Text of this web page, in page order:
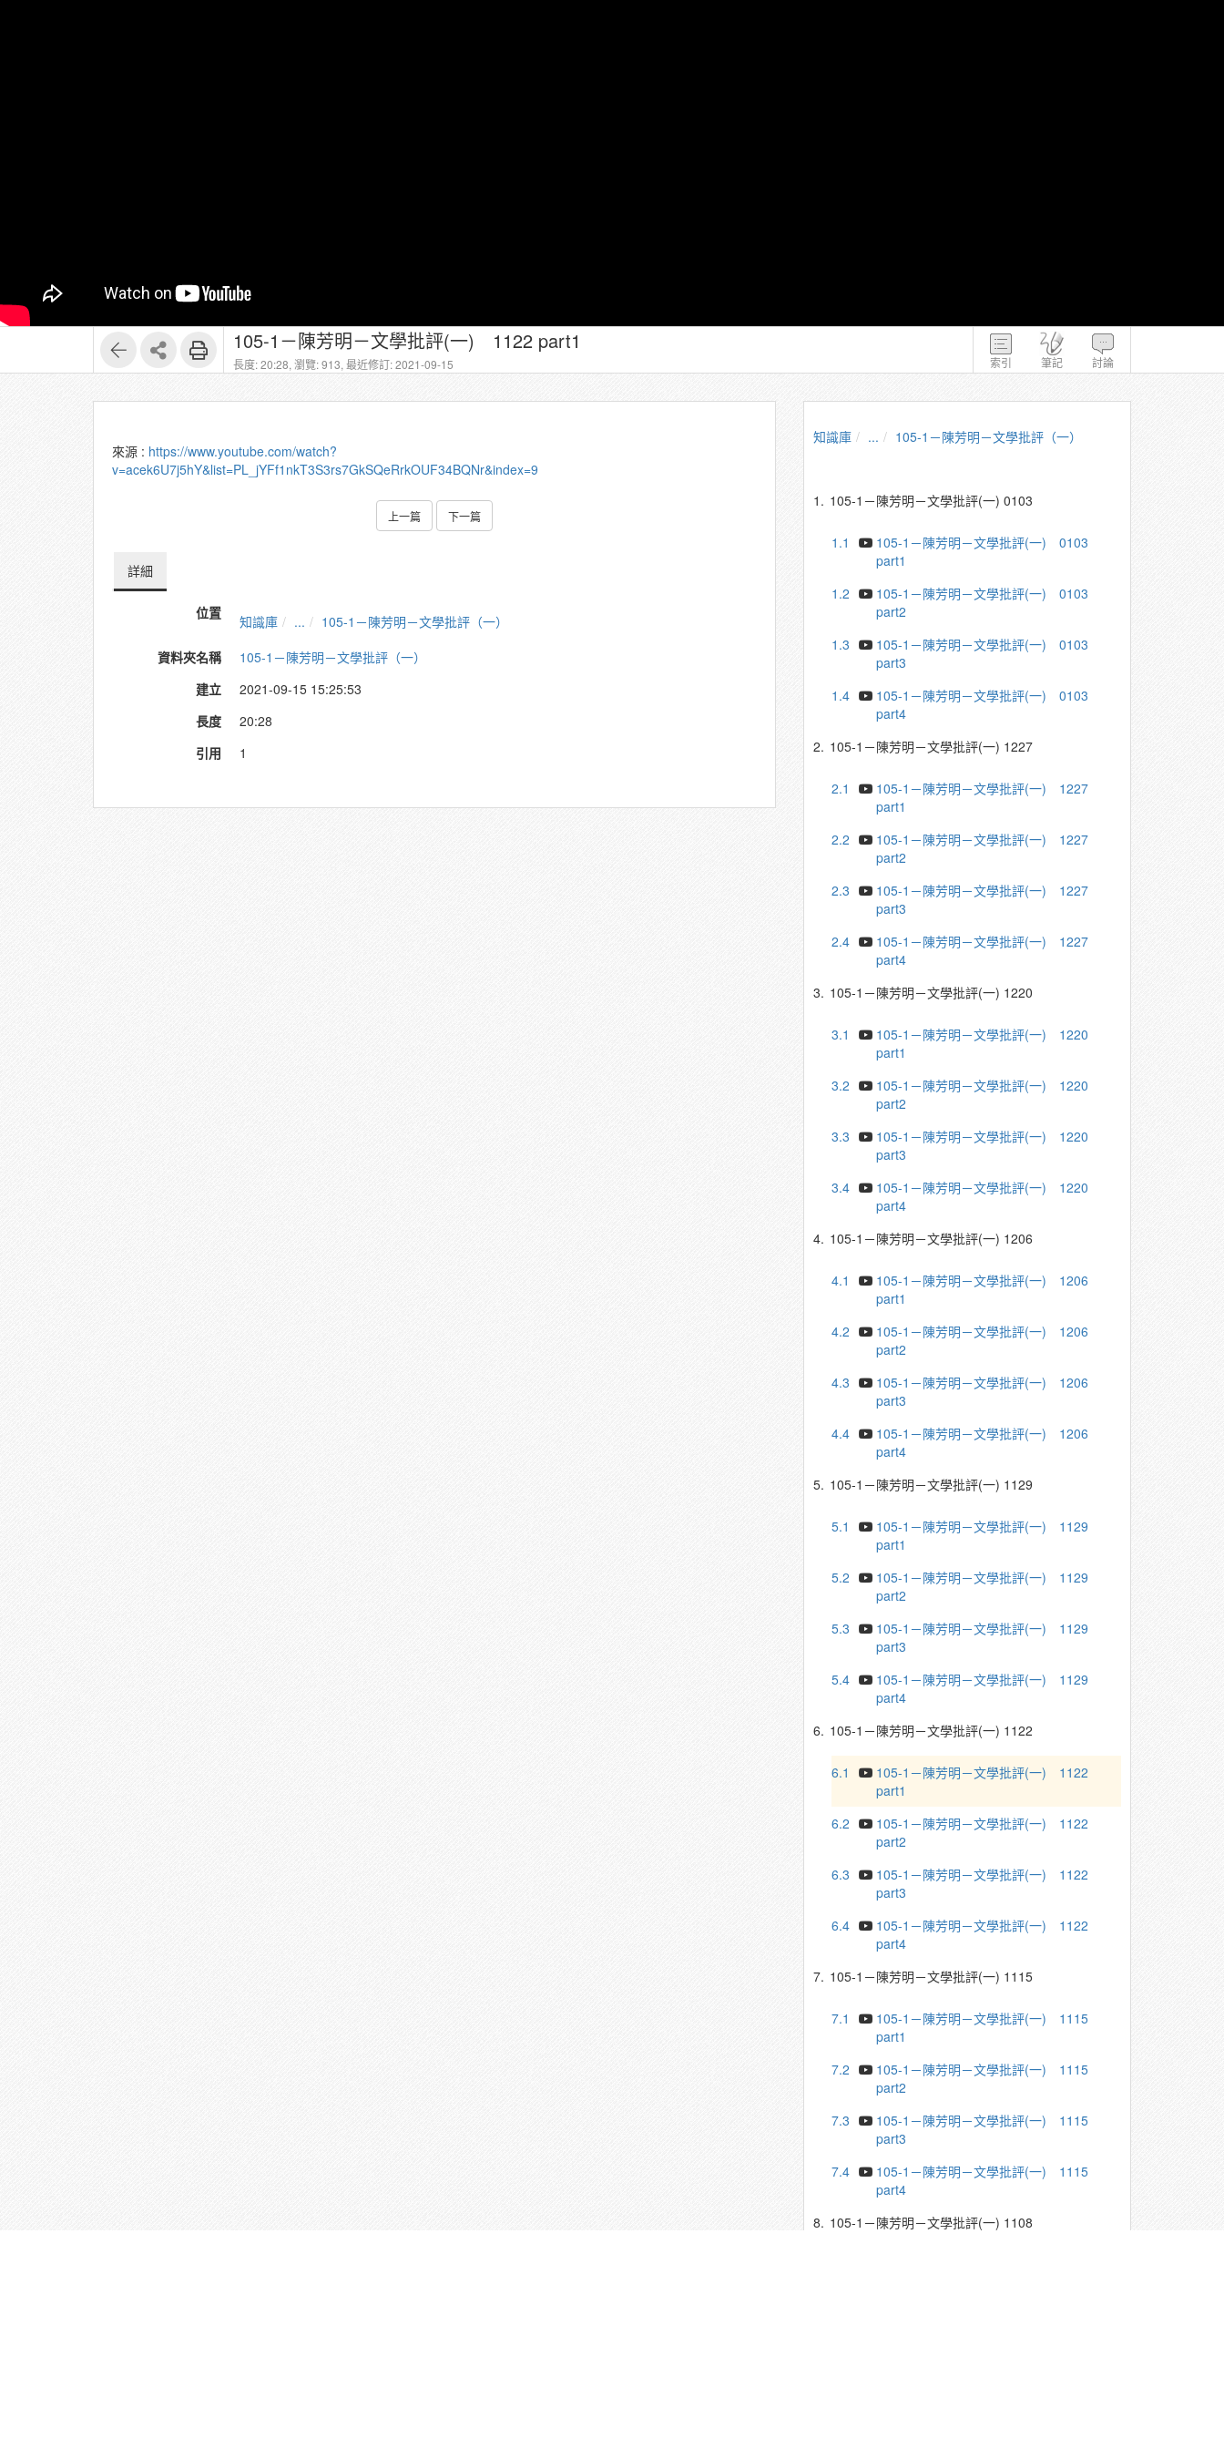
索引 筆記 討論
105-1－陳芳明－文學批評(一) 1122 part1
長度: 20:28, 瀏覽: 913, 最近修訂: 2021-09-15
來源 : https://www.youtube.com/watch?
v=acek6U7j5hY&list=PL_jYFf1nkT3S3rs7GkSQeRrkOUF34BQNr&index=9
上一篇 下一篇
詳細
位置 知識庫 ...
105-1－陳芳明－文學批評（一）
資料夾名稱
105-1－陳芳明－文學批評（一）
建立
2021-09-15 15:25:53
長度
20:28
引用
1
知識庫 ... 105-1－陳芳明－文學批評（一）
1. 105-1－陳芳明－文學批評(一) 0103
1.1
105-1－陳芳明－文學批評(一) 0103
part1
1.2
105-1－陳芳明－文學批評(一) 0103
part2
1.3
105-1－陳芳明－文學批評(一) 0103
part3
1.4
105-1－陳芳明－文學批評(一) 0103
part4
2. 105-1－陳芳明－文學批評(一) 1227
2.1
105-1－陳芳明－文學批評(一) 1227
part1
2.2
105-1－陳芳明－文學批評(一) 1227
part2
2.3
105-1－陳芳明－文學批評(一) 1227
part3
2.4
105-1－陳芳明－文學批評(一) 1227
part4
3. 105-1－陳芳明－文學批評(一) 1220
3.1
105-1－陳芳明－文學批評(一) 1220
part1
3.2
105-1－陳芳明－文學批評(一) 1220
part2
3.3
105-1－陳芳明－文學批評(一) 1220
part3
3.4
105-1－陳芳明－文學批評(一) 1220
part4
4. 105-1－陳芳明－文學批評(一) 1206
4.1
105-1－陳芳明－文學批評(一) 1206
part1
4.2
105-1－陳芳明－文學批評(一) 1206
part2
4.3
105-1－陳芳明－文學批評(一) 1206
part3
4.4
105-1－陳芳明－文學批評(一) 1206
part4
5. 105-1－陳芳明－文學批評(一) 1129
5.1
105-1－陳芳明－文學批評(一) 1129
part1
5.2
105-1－陳芳明－文學批評(一) 1129
part2
5.3
105-1－陳芳明－文學批評(一) 1129
part3
5.4
105-1－陳芳明－文學批評(一) 1129
part4
6. 105-1－陳芳明－文學批評(一) 1122
6.1
105-1－陳芳明－文學批評(一) 1122
part1
6.2
105-1－陳芳明－文學批評(一) 1122
part2
6.3
105-1－陳芳明－文學批評(一) 1122
part3
6.4
105-1－陳芳明－文學批評(一) 1122
part4
7. 105-1－陳芳明－文學批評(一) 1115
7.1
105-1－陳芳明－文學批評(一) 1115
part1
7.2
105-1－陳芳明－文學批評(一) 1115
part2
7.3
105-1－陳芳明－文學批評(一) 1115
part3
7.4
105-1－陳芳明－文學批評(一) 1115
part4
8. 105-1－陳芳明－文學批評(一) 1108